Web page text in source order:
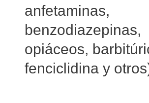
anfetaminas,
benzodiazepinas,
opiáceos,
fenciclidina y